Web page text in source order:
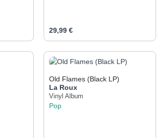
Schaltflächen um die
Wert ein oder benutze die
Gib den gewünschten
Regulärer Preis:
29,99 €
Produkt Anzahl: Gib
Old Flames (Black LP)
La Roux
Vinyl Album
Pop